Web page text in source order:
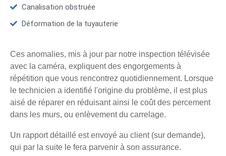
Canalisation obstruée
Déformation de la tuyauterie
Ces anomalies, mis à jour par notre inspection télévisée
avec la caméra, expliquent des engorgements à
répétition que vous rencontrez quotidiennement. Lorsque
le technicien a identifié l'origine du problème, il est plus
aisé de réparer en réduisant ainsi le coût des percement
dans les murs, ou enlèvement du carrelage.
Un rapport détaillé est envoyé au client (sur demande),
qui par la suite le fera parvenir à son assurance.